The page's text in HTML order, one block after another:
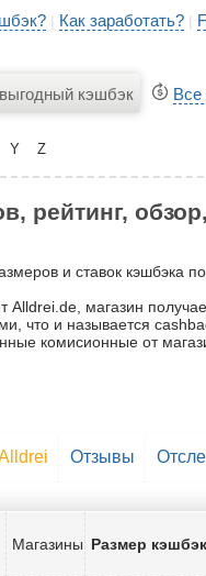
| Как заработать? |
Все
Y Z
рейтинг,
и ставок
магазин
что и называется
комисионные от
Отзывы
Магазины Размер